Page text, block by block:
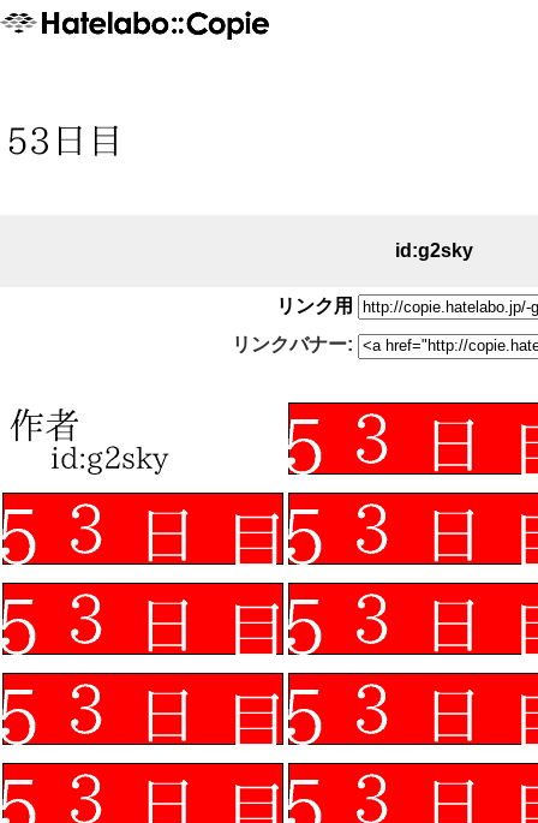
id:g2sky
リンク用
リンクバナー: